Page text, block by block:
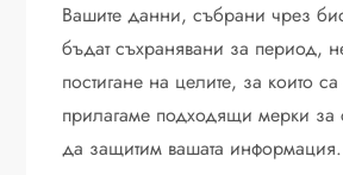
Вашите данни, събрани чрез
бъдат съхранявани за период,
постигане на целите, за които
прилагаме подходящи мерки за
да защитим вашата информация.